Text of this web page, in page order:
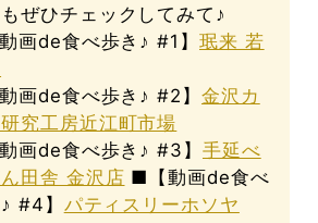
ぜひチェックしてみて♪
画de食べ歩き♪ #1】 珉来 若
画de食べ歩き♪ #2】 金沢カ
究工房近江町市場
画de食べ歩き♪ #3】 手延べ
田舎 金沢店 ■【動画de食べ
#4】 パティスリーホソヤ